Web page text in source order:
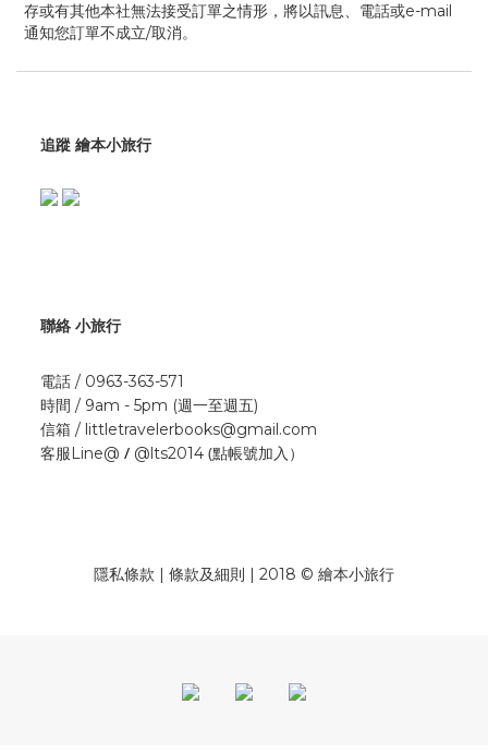
存或有其他本社無法接受訂單之情形，將以訊息、電話或e-mail
通知您訂單不成立/取消。
追蹤 繪本小旅行
聯絡 小旅行
電話 / 0963-363-571
時間 / 9am - 5pm (週一至週五)
信箱 / littletravelerbooks@gmail.com
客服Line@ / @lts2014 (點帳號加入）
隱私條款 | 條款及細則 | 2018 © 繪本小旅行